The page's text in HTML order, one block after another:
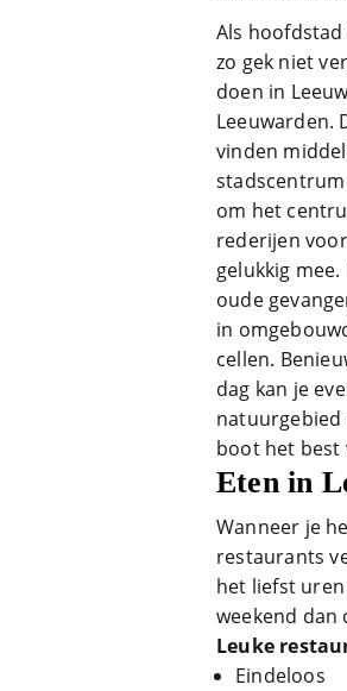
Als hoofdstad
zo gek niet
doen in
Leeuwarden.
vinden
stadscentrum
om het
rederijen
gelukkig
oude
in
cellen.
dag kan je
natuurgebied
boot het best
Eten in
Wanneer je
restaurants
het liefst
weekend dan
Leuke
Eindeloos